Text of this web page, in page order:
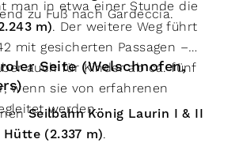
zu Fuß nach Gardeccia.
man in etwa einer Stunde die
m). Der weitere Weg führt
mit gesicherten Passagen –
auch für Kinder ab ca. fünf
wenn sie von erfahrenen
werden.
Seite (Welschnofen,
Seilbahn König Laurin I & II
(2.337 m).